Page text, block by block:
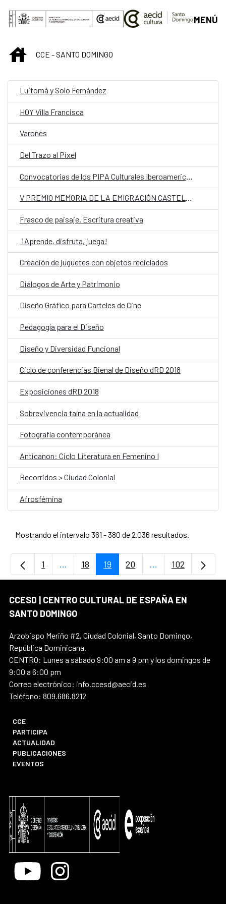
Saltar al contenido principal
MENÚ
INICIOCCE - SANTO DOMINGO
Luitomá y Solo Fernández
HOY Villa Francisca
Varones
Del Trazo al Pixel
Convocatorias de los PIPA Culturales Iberoamericanos
V PREMIO MEMORIA DE LA EMIGRACIÓN CASTELLANA Y LEONESA
Frasco de paisaje. Escritura creativa
¡Aprende, disfruta, juega!
Creación de juguetes con objetos reciclados
Diálogos de Arte y Patrimonio
Diseño Gráfico para Carteles de Cine
Pedagogía para el Diseño
Diseño y Diversidad Funcional
Ciclo de conferencias Bienal de Diseño dRD 2018
Exposiciones dRD 2018
Sobrevivencia taína en la actualidad
Fotografía contemporánea
Anticanon: Ciclo Literatura en Femenino I
Recorridos > Ciudad Colonial
Afrosfémina
Mostrando el intervalo 361 - 380 de 2.036 resultados.
Página
1 ...Páginas intermedias Use TAB para
Página
18 Página
19 Página
20 ...PáginasPágina
102
CCESD | CENTRO CULTURAL DE ESPAÑA EN
SANTO DOMINGO
Arzobispo Meriño #2, Ciudad Colonial, Santo Domingo,
República Dominicana.
CENTRO: Lunes a sábado 9:00 am a 9 pm y los domingos de
9:00 a 6:00 pm
Correo electrónico: info.ccesd@aecid.es
Teléfono: 809.686.8212
CCE
PARTICIPA
ACTUALIDAD
PUBLICACIONES
EVENTOS
Youtube Instagram